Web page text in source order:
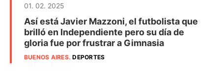
01. 02. 2025
Así está Javier Mazzoni, el futbolista que
brilló en Independiente pero su día de
gloria fue por frustrar a Gimnasia
BUENOS AIRES.DEPORTES